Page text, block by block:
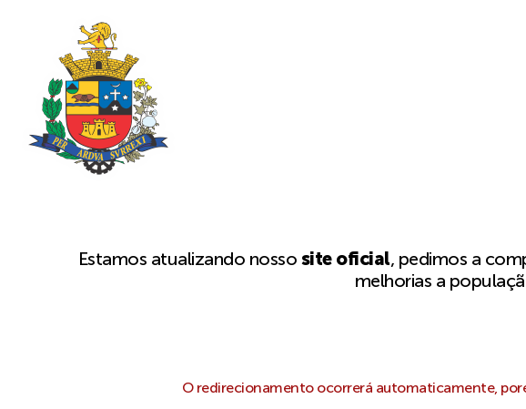
Estamos atualizando nosso site oficial, pedimos a
melhorias a
O redirecionamento ocorrerá automaticamente,